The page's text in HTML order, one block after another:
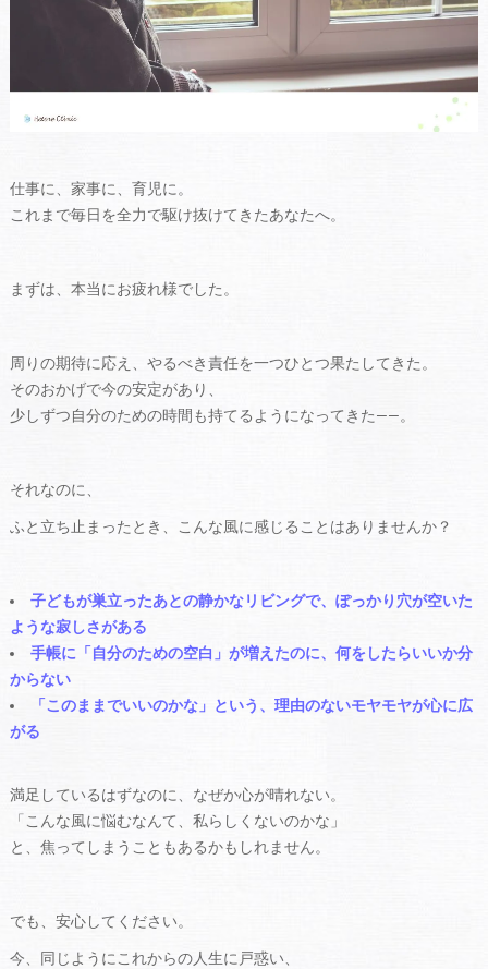
仕事に、家事に、育児に。
これまで毎日を全力で駆け抜けてきたあなたへ。
まずは、本当にお疲れ様でした。
周りの期待に応え、やるべき責任を一つひとつ果たしてきた。
そのおかげで今の安定があり、
少しずつ自分のための時間も持てるようになってきた——。
それなのに、
ふと立ち止まったとき、こんな風に感じることはありませんか？
子どもが巣立ったあとの静かなリビングで、ぽっかり穴が空いた
ような寂しさがある
手帳に「自分のための空白」が増えたのに、何をしたらいいか分
からない
「このままでいいのかな」という、理由のないモヤモヤが心に広
がる
満足しているはずなのに、なぜか心が晴れない。
「こんな風に悩むなんて、私らしくないのかな」
と、焦ってしまうこともあるかもしれません。
でも、安心してください。
今、同じようにこれからの人生に戸惑い、